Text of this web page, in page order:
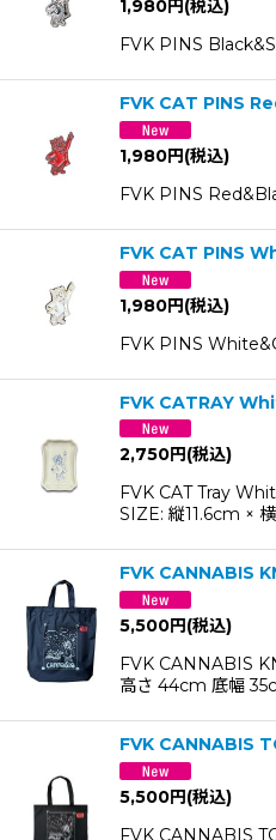
1,980円(税込)
FVK PINS
FVK CAT PINS
1,980円(税込)
FVK PINS
FVK CAT PINS
1,980円(税込)
FVK PINS
FVK CATRAY
2,750円(税込)
FVK CAT Tray
SIZE: 縦11.6cm ×
FVK CANNABIS
5,500円(税込)
FVK CANNABIS
高さ 44cm 底幅
FVK CANNABIS
5,500円(税込)
FVK CANNABIS